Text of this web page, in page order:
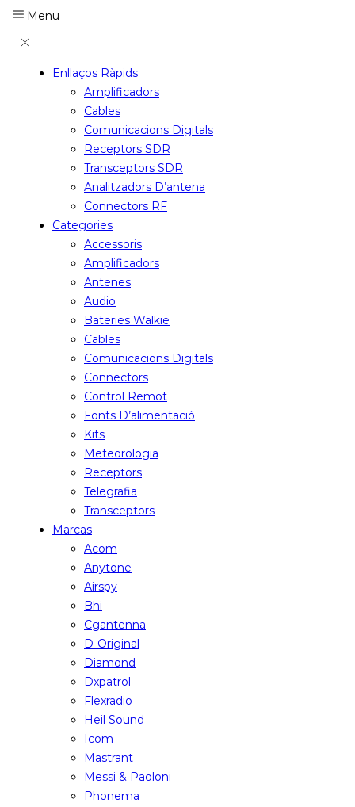
Menu
Enllaços Ràpids
Amplificadors
Cables
Comunicacions Digitals
Receptors SDR
Transceptors SDR
Analitzadors D’antena
Connectors RF
Categories
Accessoris
Amplificadors
Antenes
Audio
Bateries Walkie
Cables
Comunicacions Digitals
Connectors
Control Remot
Fonts D’alimentació
Kits
Meteorologia
Receptors
Telegrafia
Transceptors
Marcas
Acom
Anytone
Airspy
Bhi
Cgantenna
D-Original
Diamond
Dxpatrol
Flexradio
Heil Sound
Icom
Mastrant
Messi & Paoloni
Phonema